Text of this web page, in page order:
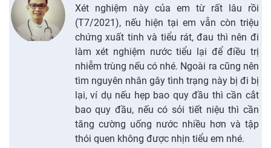
Xét nghiệm này của em từ rất lâu rồi
(T7/2021), nếu hiện tại em vẫn còn triệu
chứng xuất tinh và tiểu rát, đau thì nên đi
làm xét nghiệm nước tiểu lại để điều trị
nhiễm trùng nếu có nhé. Ngoài ra cũng nên
tìm nguyên nhân gây tình trạng này bị đi bị
lại, ví dụ nếu hẹp bao quy đầu thì cần cắt
bao quy đầu, nếu có sỏi tiết niệu thì cần
tăng cường uống nước nhiều hơn và tập
thói quen không được nhịn tiểu em nhé.